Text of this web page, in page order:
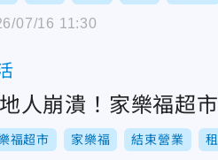
07/16 11:30
人崩潰！家樂福超
福超市 家樂福 結束營業